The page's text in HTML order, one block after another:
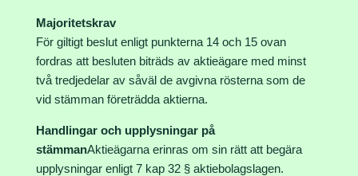
Majoritetskrav
För giltigt beslut enligt punkterna 14 och 15 ovan
fordras att besluten biträds av aktieägare med minst
två tredjedelar av såväl de avgivna rösterna som de
vid stämman företrädda aktierna.
Handlingar och upplysningar på
stämmanAktieägarna erinras om sin rätt att begära
upplysningar enligt 7 kap 32 § aktiebolagslagen.